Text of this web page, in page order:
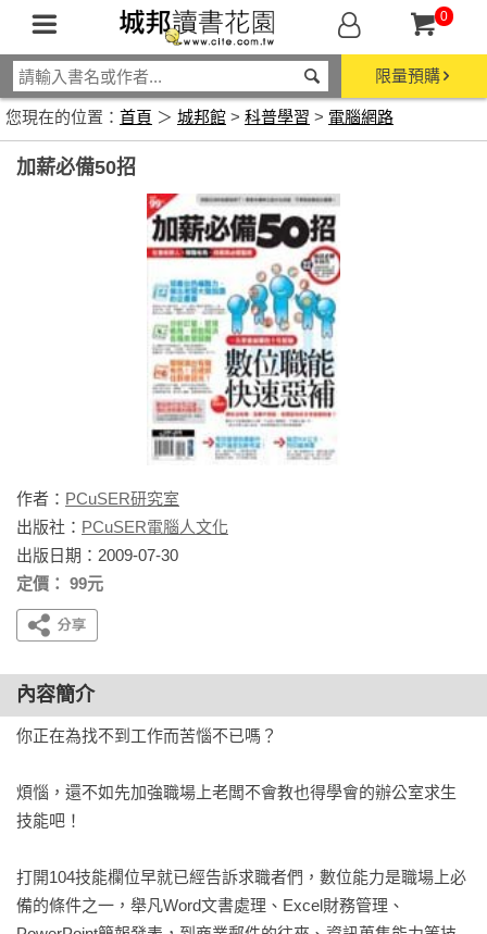
0
限量預購
您現在的位置： 首頁 ＞ 城邦館 > 科普學習 > 電腦網路
加薪必備50招
作者： PCuSER研究室
出版社： PCuSER電腦人文化
出版日期：2009-07-30
定價： 99元
內容簡介
你正在為找不到工作而苦惱不已嗎？
煩惱，還不如先加強職場上老闆不會教也得學會的辦公室求生
技能吧！
打開104技能欄位早就已經告訴求職者們，數位能力是職場上必
備的條件之一，舉凡Word文書處理、Excel財務管理、